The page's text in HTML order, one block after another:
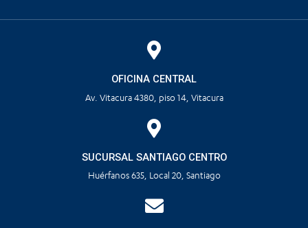
OFICINA CENTRAL
Av. Vitacura 4380, piso 14, Vitacura
SUCURSAL SANTIAGO CENTRO
Huérfanos 635, Local 20, Santiago